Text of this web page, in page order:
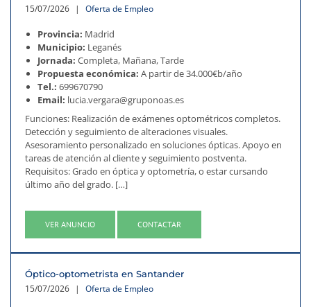
15/07/2026 | Oferta de Empleo
Provincia: Madrid
Municipio: Leganés
Jornada: Completa, Mañana, Tarde
Propuesta económica: A partir de 34.000€b/año
Tel.: 699670790
Email: lucia.vergara@gruponoas.es
Funciones: Realización de exámenes optométricos completos.
Detección y seguimiento de alteraciones visuales.
Asesoramiento personalizado en soluciones ópticas. Apoyo en
tareas de atención al cliente y seguimiento postventa.
Requisitos: Grado en óptica y optometría, o estar cursando
último año del grado. […]
VER ANUNCIO CONTACTAR
Óptico-optometrista en Santander
15/07/2026 | Oferta de Empleo